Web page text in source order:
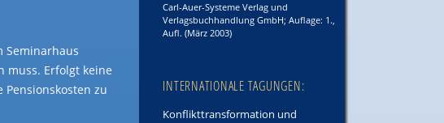
Carl-Auer-Systeme Verlag und
Verlagsbuchhandlung GmbH; Auflage: 1.,
Aufl. (März 2003)
INTERNATIONALE TAGUNGEN:
Konflikttransformation und
Seminarhaus
muss. Erfolgt keine
zu